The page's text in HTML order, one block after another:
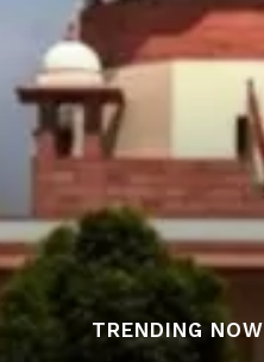
TRENDING NOW